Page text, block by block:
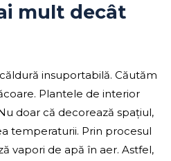
mult decât
insuportabilă. Căutăm
Plantele de interior
doar că decorează spațiul,
temperaturii. Prin procesul
vapori de apă în aer. Astfel,